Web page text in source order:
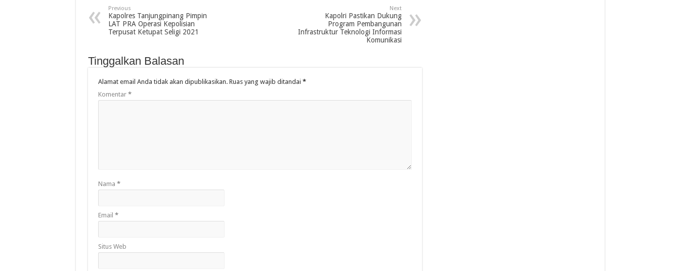
Previous
Kapolres Tanjungpinang Pimpin
LAT PRA Operasi Kepolisian
Terpusat Ketupat Seligi 2021
Next
Kapolri Pastikan Dukung
Program Pembangunan
Infrastruktur Teknologi Informasi
Komunikasi
Tinggalkan Balasan
Alamat email Anda tidak akan dipublikasikan. Ruas yang wajib ditandai *
Komentar *
Nama *
Email *
Situs Web